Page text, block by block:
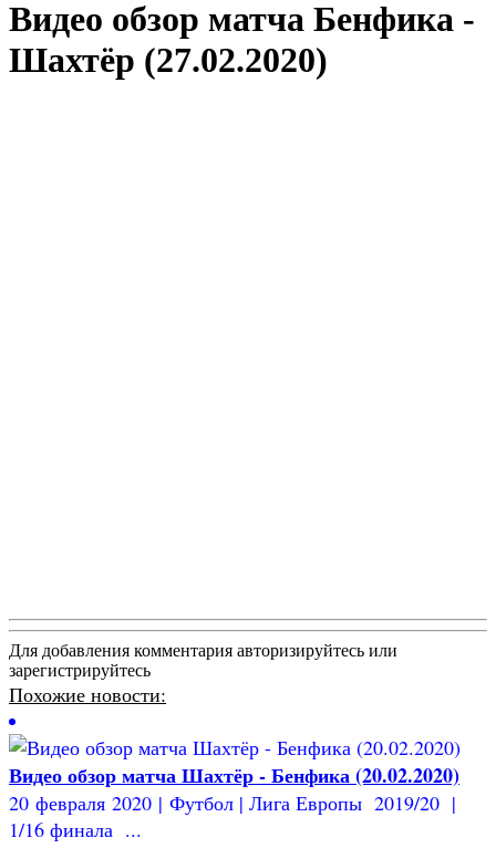
Видео обзор матча Бенфика -
Шахтёр (27.02.2020)
Для добавления комментария авторизируйтесь или
зарегистрируйтесь
Похожие новости:
Видео обзор матча Шахтёр - Бенфика (20.02.2020)
20 февраля 2020 | Футбол | Лига Европы 2019/20 |
1/16 финала ...